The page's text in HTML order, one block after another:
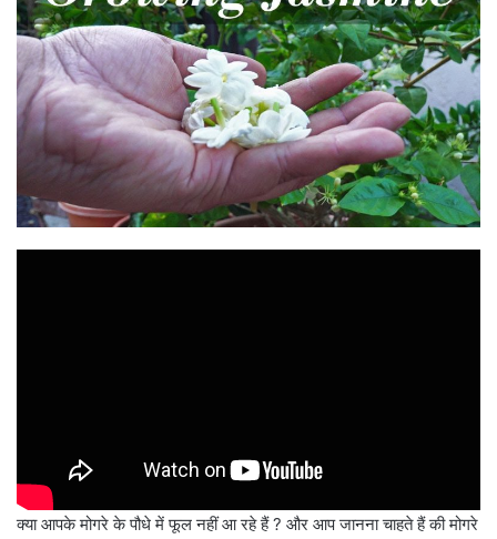
क्या आपके मोगरे के पौधे में फूल नहीं आ रहे हैं ? और आप जानना चाहते हैं की मोगरे